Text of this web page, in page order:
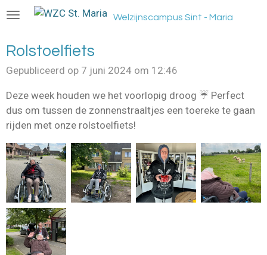
Ga
naar
de
hoofdinhoud
Welzijnscampus Sint - Maria
Rolstoelfiets
Gepubliceerd op 7 juni 2024 om 12:46
Deze week houden we het voorlopig droog ☔️ Perfect
dus om tussen de zonnenstraaltjes een toereke te gaan
rijden met onze rolstoelfiets!